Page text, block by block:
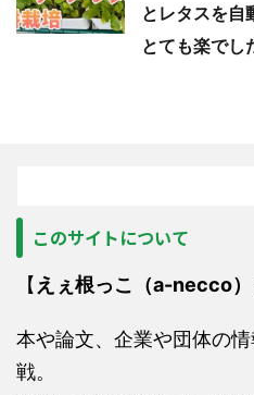
とレタスを自
とても楽でし
このサイトについて
【 えぇ根っこ（a-necco）
本や論文、企業や団体の
戦。